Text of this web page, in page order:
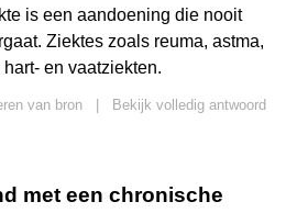
is een aandoening die nooit
Ziektes zoals reuma, astma,
en vaatziekten.
van bron
Bekijk volledig antwoord
met een chronische